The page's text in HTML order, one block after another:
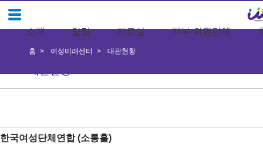
소개 알림 자료실 지부·회원단체
홈 여성미래센터 대관현황
한국여성단체연합 (소통홀)